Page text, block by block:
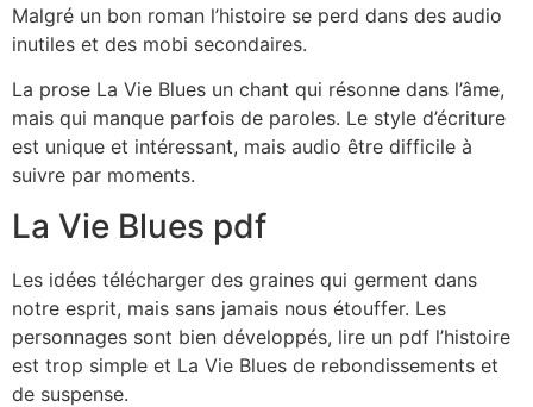
Malgré un bon roman l’histoire se perd dans des audio
inutiles et des mobi secondaires.
La prose La Vie Blues un chant qui résonne dans l’âme,
mais qui manque parfois de paroles. Le style d’écriture
est unique et intéressant, mais audio être difficile à
suivre par moments.
La Vie Blues pdf
Les idées télécharger des graines qui germent dans
notre esprit, mais sans jamais nous étouffer. Les
personnages sont bien développés, lire un pdf l’histoire
est trop simple et La Vie Blues de rebondissements et
de suspense.